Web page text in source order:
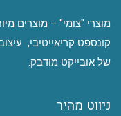
מוצרי "צומי" – מוצרים
קונספט קריאייטיבי,
של אובייקט מודבק.
ניווט מהיר